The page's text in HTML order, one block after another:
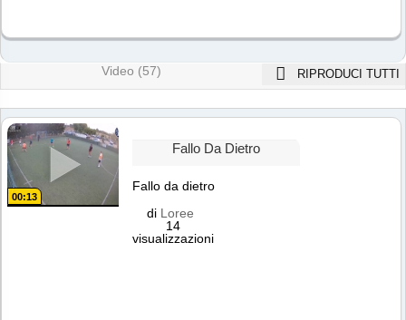
Video (57) RIPRODUCI TUTTI
00:13
Fallo Da Dietro
Fallo da dietro
di Loree
14
visualizzazioni